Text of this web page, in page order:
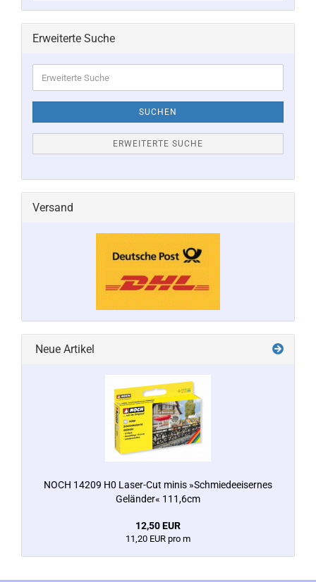
Erweiterte Suche
Suche
SUCHEN
ERWEITERTE SUCHE
Versand
Neue Artikel
NOCH 14209 H0 Laser-Cut minis »Schmiedeeisernes
Geländer« 111,6cm
12,50 EUR
11,20 EUR pro m